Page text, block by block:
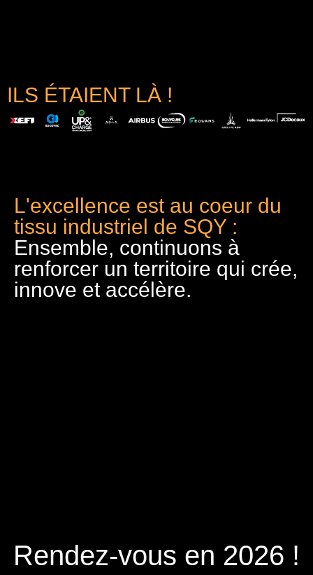
ILS ÉTAIENT LÀ !
L'excellence est au coeur du
tissu industriel de SQY :
Ensemble, continuons à
renforcer un territoire qui crée,
innove et accélère.
Rendez-vous en 2026 !